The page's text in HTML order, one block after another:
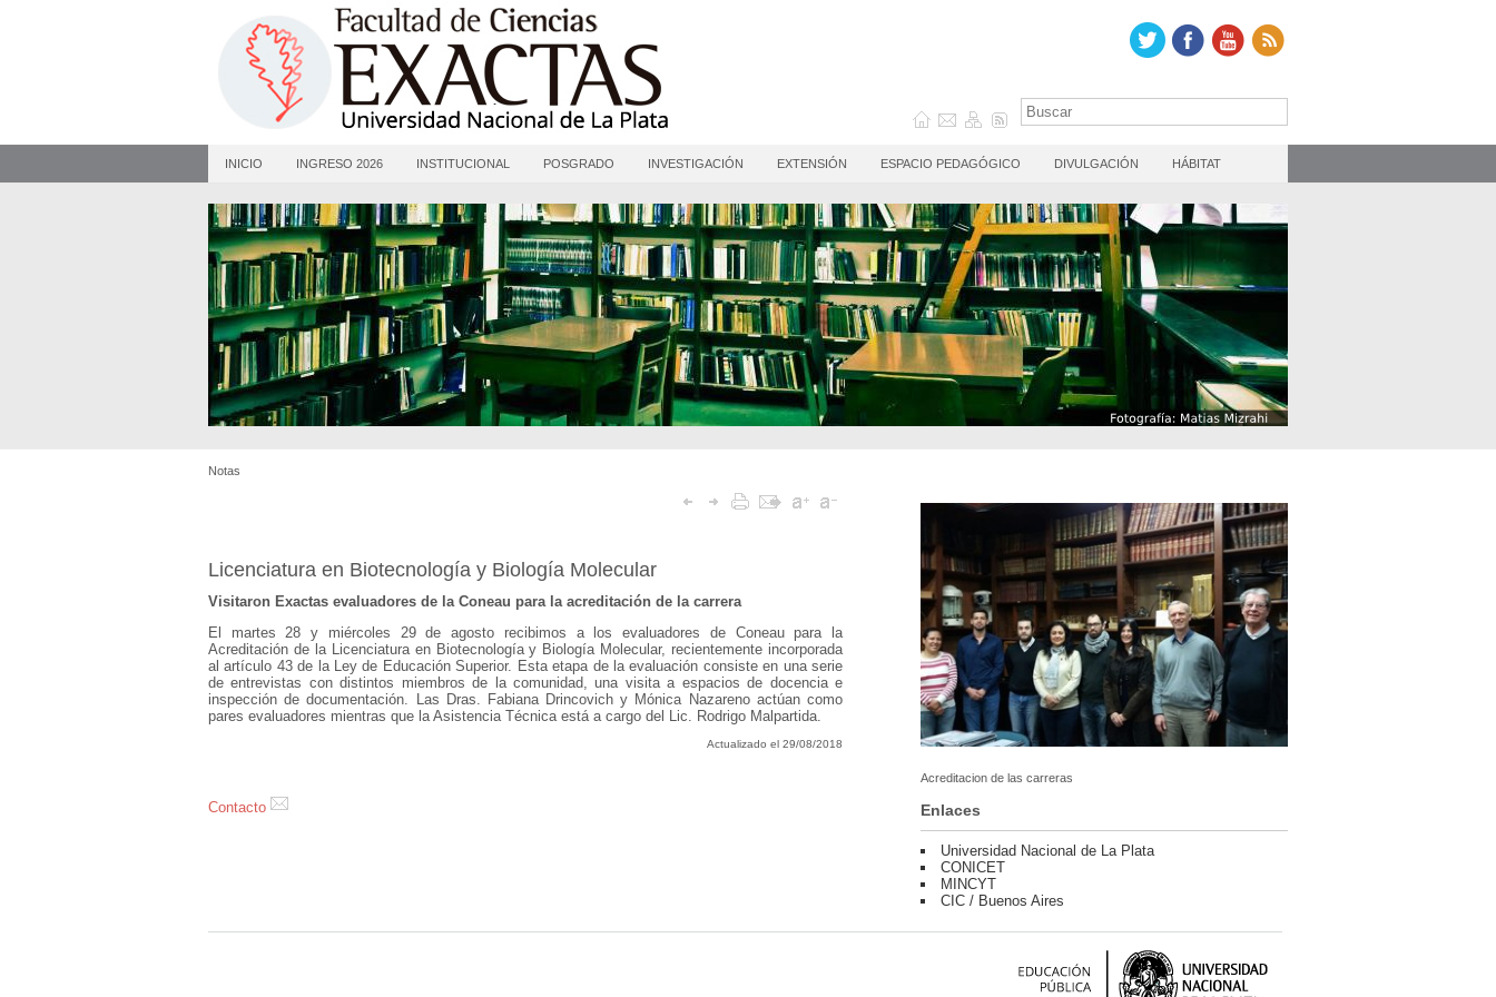
INICIO INGRESO 2026 INSTITUCIONAL POSGRADO INVESTIGACIÓN EXTENSIÓN ESPACIO PEDAGÓGICO DIVULGACIÓN HÁBITAT
Notas
Licenciatura en Biotecnología y Biología Molecular
Visitaron Exactas evaluadores de la Coneau para la acreditación de la carrera
El martes 28 y miércoles 29 de agosto recibimos a los evaluadores de Coneau para la
Acreditación de la Licenciatura en Biotecnología y Biología Molecular, recientemente incorporada
al artículo 43 de la Ley de Educación Superior. Esta etapa de la evaluación consiste en una serie
de entrevistas con distintos miembros de la comunidad, una visita a espacios de docencia e
inspección de documentación. Las Dras. Fabiana Drincovich y Mónica Nazareno actúan como
pares evaluadores mientras que la Asistencia Técnica está a cargo del Lic. Rodrigo Malpartida.
Actualizado el 29/08/2018
Contacto
Acreditacion de las carreras
Enlaces
Universidad Nacional de La Plata
CONICET
MINCYT
CIC / Buenos Aires